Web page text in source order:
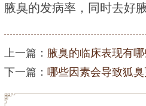
腋臭的发病率，同时去好腋
上一篇： 腋臭的临床表现有
下一篇： 哪些因素会导致狐